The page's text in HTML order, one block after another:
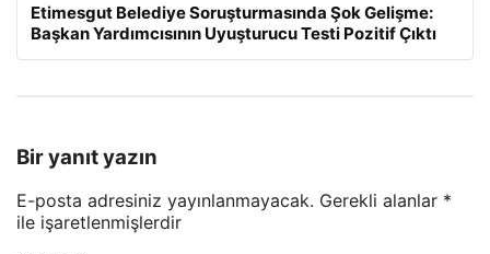
Etimesgut Belediye Soruşturmasında Şok Gelişme:
Başkan Yardımcısının Uyuşturucu Testi Pozitif Çıktı
Bir yanıt yazın
E-posta adresiniz yayınlanmayacak. Gerekli alanlar *
ile işaretlenmişlerdir